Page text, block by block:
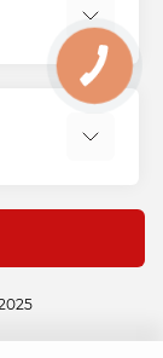
КНОПКА
СВЯЗИ